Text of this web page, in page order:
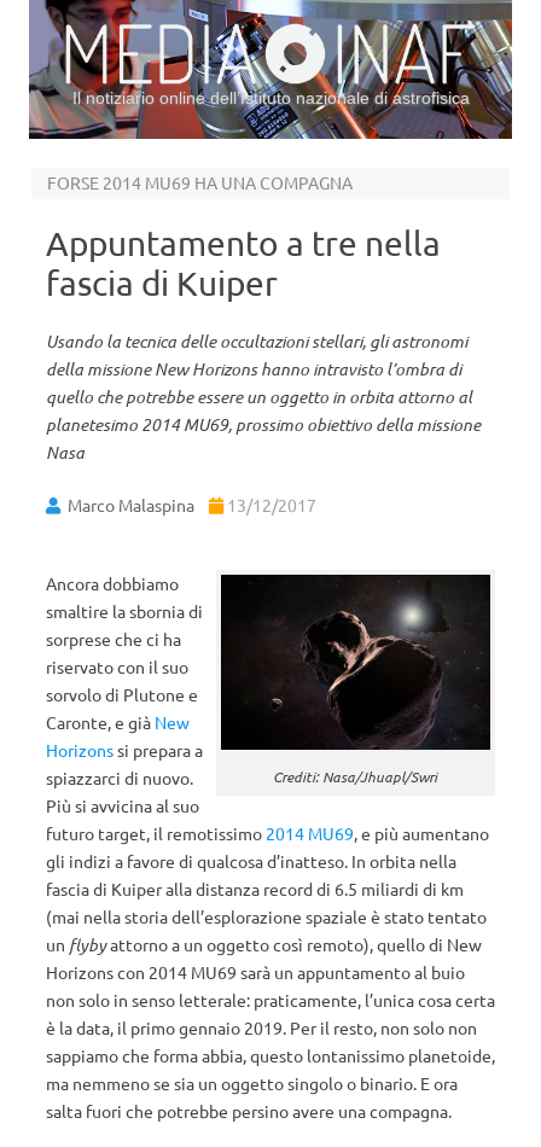
Il notiziario online dell’Istituto nazionale di astrofisica
FORSE 2014 MU69 HA UNA COMPAGNA
Appuntamento a tre nella
fascia di Kuiper
Usando la tecnica delle occultazioni stellari, gli astronomi
della missione New Horizons hanno intravisto l’ombra di
quello che potrebbe essere un oggetto in orbita attorno al
planetesimo 2014 MU69, prossimo obiettivo della missione
Nasa
Marco Malaspina 13/12/2017
Crediti: Nasa/Jhuapl/Swri
Ancora dobbiamo
smaltire la sbornia di
sorprese che ci ha
riservato con il suo
sorvolo di Plutone e
Caronte, e già New
Horizonssi prepara a
spiazzarci di nuovo.
Più si avvicina al suo
futuro target, il remotissimo 2014 MU69, e più aumentano
gli indizi a favore di qualcosa d’inatteso. In orbita nella
fascia di Kuiper alla distanza record di 6.5 miliardi di km
(mai nella storia dell’esplorazione spaziale è stato tentato
un flybyattorno a un oggetto così remoto), quello di New
Horizons con 2014 MU69 sarà un appuntamento al buio
non solo in senso letterale: praticamente, l’unica cosa certa
è la data, il primo gennaio 2019. Per il resto, non solo non
sappiamo che forma abbia, questo lontanissimo planetoide,
ma nemmeno se sia un oggetto singolo o binario. E ora
salta fuori che potrebbe persino avere una compagna.